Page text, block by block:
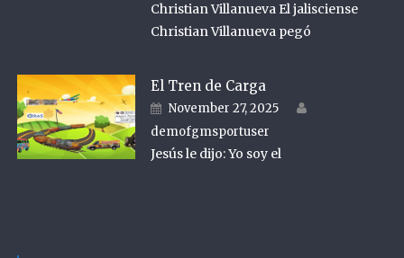
Christian Villanueva El jalisciense
Christian Villanueva pegó
El Tren de Carga
Posted on
November 27, 2025
demofgmsportuser
Jesús le dijo: Yo soy el